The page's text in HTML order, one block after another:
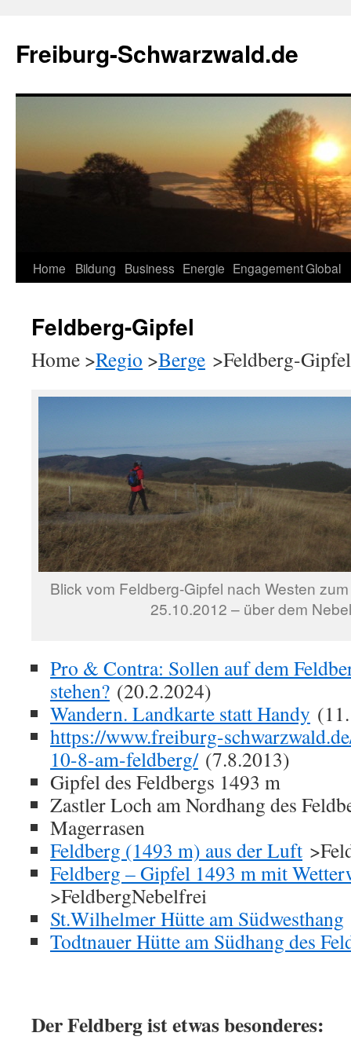
springen
Freiburg-Schwarzwald.de
Home Bildung Business Energie EngagementGlobal
Feldberg-Gipfel
Home >Regio >Berge >Feldberg-Gipfel
Blick vom Feldberg-Gipfel nach Westen
25.10.2012 – über dem
Pro & Contra: Sollen auf dem
stehen? (20.2.2024)
Wandern. Landkarte statt Handy
https://www.freiburg-
10-8-am-feldberg/(7.8.2013)
Gipfel des Feldbergs 1493 m
Zastler Loch am Nordhang des
Magerrasen
Feldberg (1493 m) aus der Luft
Feldberg – Gipfel 1493 m mit
>FeldbergNebelfrei
St.Wilhelmer Hütte am Südwesthang
Todtnauer Hütte am Südhang des
Der Feldberg ist etwas besonderes: